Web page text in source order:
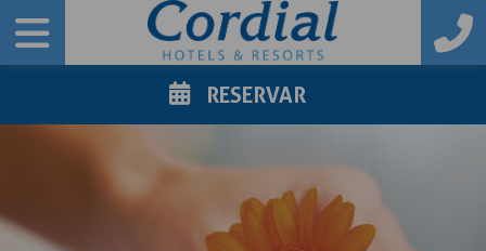
RESERVAR